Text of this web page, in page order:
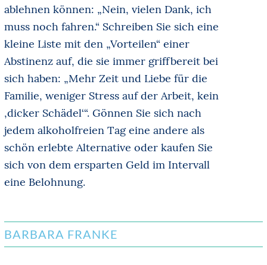
ablehnen können: „Nein, vielen Dank, ich
muss noch fahren.“ Schreiben Sie sich eine
kleine Liste mit den „Vorteilen“ einer
Abstinenz auf, die sie immer griffbereit bei
sich haben: „Mehr Zeit und Liebe für die
Familie, weniger Stress auf der Arbeit, kein
‚dicker Schädel‘“. Gönnen Sie sich nach
jedem alkoholfreien Tag eine andere als
schön erlebte Alternative oder kaufen Sie
sich von dem ersparten Geld im Intervall
eine Belohnung.
BARBARA FRANKE